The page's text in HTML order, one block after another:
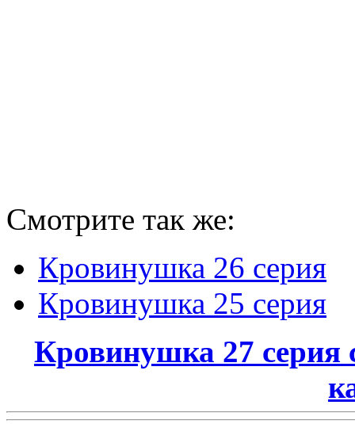
Смотрите так же:
Кровинушка 26 серия
Кровинушка 25 серия
Кровинушка 27 серия